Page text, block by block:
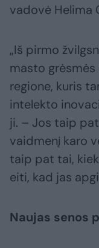
vadovė Helima
„Iš pirmo
masto
regione, kuris
intelekto
ji. – Jos taip
vaidmenį karo
taip pat tai,
eiti, kad jas
Naujas senos